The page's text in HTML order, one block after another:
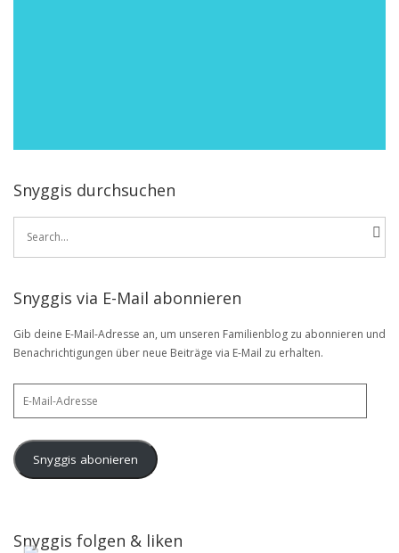
Snyggis durchsuchen
Search
Snyggis via E-Mail abonnieren
Gib deine E-Mail-Adresse an, um unseren Familienblog zu abonnieren und
Benachrichtigungen über neue Beiträge via E-Mail zu erhalten.
Snyggis abonieren
Snyggis folgen & liken